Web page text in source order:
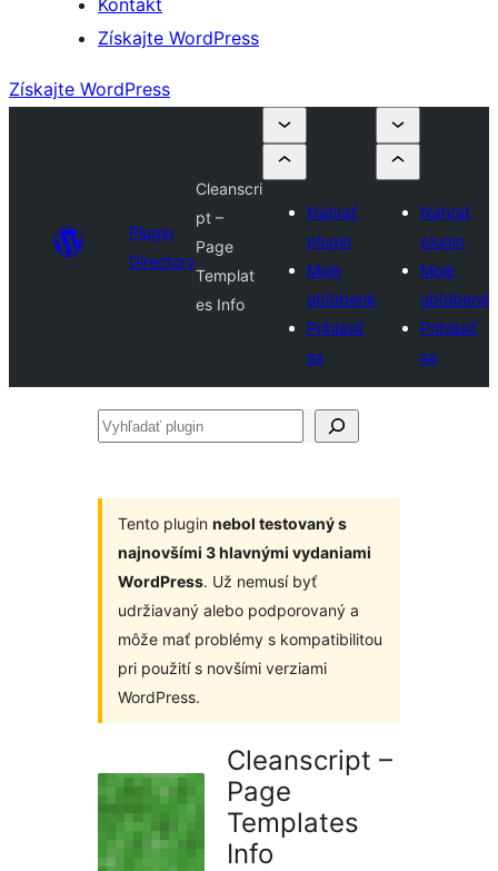
Kontakt
Získajte WordPress
Získajte WordPress
Plugin
Directory
Cleanscri
pt –
Page
Templat
es Info
Nahrať
plugin
Moje
obľúbené
Prihlásiť
sa
Nahrať
plugin
Moje
obľúbené
Prihlásiť
sa
Vyhľadať
Tento plugin nebol testovaný s
najnovšími 3 hlavnými vydaniami
WordPress. Už nemusí byť
udržiavaný alebo podporovaný a
môže mať problémy s kompatibilitou
pri použití s novšími verziami
WordPress.
Cleanscript –
Page
Templates
Info